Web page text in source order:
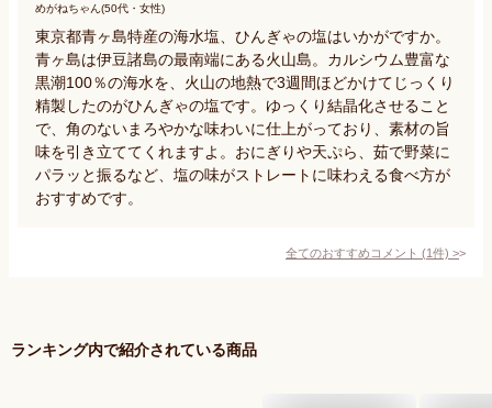
めがねちゃん(50代・女性)
東京都青ヶ島特産の海水塩、ひんぎゃの塩はいかがですか。
青ヶ島は伊豆諸島の最南端にある火山島。カルシウム豊富な
黒潮100％の海水を、火山の地熱で3週間ほどかけてじっくり
精製したのがひんぎゃの塩です。ゆっくり結晶化させること
で、角のないまろやかな味わいに仕上がっており、素材の旨
味を引き立ててくれますよ。おにぎりや天ぷら、茹で野菜に
パラッと振るなど、塩の味がストレートに味わえる食べ方が
おすすめです。
全てのおすすめコメント (1件) >
ランキング内で紹介されている商品